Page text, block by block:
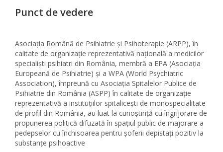
Punct de vedere
Asociaţia Română de Psihiatrie şi Psihoterapie (ARPP), în
calitate de organizație reprezentativă naţională a medicilor
specialişti psihiatri din România, membră a EPA (Asociația
Europeană de Psihiatrie) şi a WPA (World Psychiatric
Association), împreună cu Asociația Spitalelor Publice de
Psihiatrie din România (ASPP) în calitate de organizație
reprezentativă a instituțiilor spitalicești de monospecialitate
de profil din România, au luat la cunoştință cu îngrijorare de
propunerea politică difuzată în spațiul public de majorare a
pedepselor cu închisoarea pentru șoferii depistați pozitiv la
substanțe psihoactive